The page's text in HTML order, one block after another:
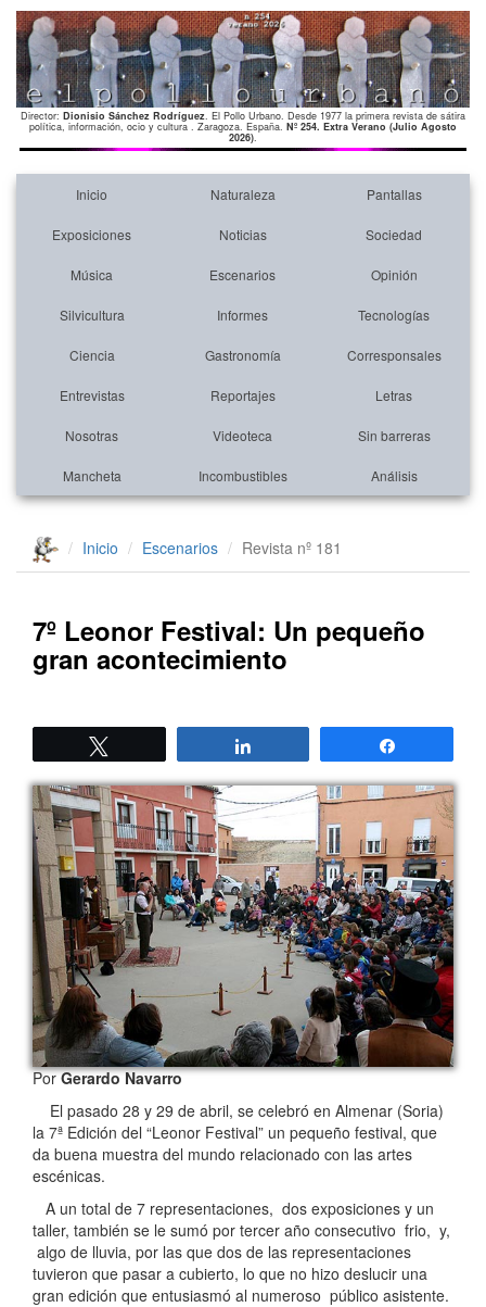
Director: Dionisio Sánchez Rodríguez. El Pollo Urbano. Desde 1977 la primera revista de sátira
política, información, ocio y cultura . Zaragoza. España. Nº 254. Extra Verano (Julio Agosto
2026).
Inicio Naturaleza Pantallas
Exposiciones Noticias Sociedad
Música Escenarios Opinión
Silvicultura Informes Tecnologías
Ciencia Gastronomía Corresponsales
Entrevistas Reportajes Letras
Nosotras Videoteca Sin barreras
Mancheta Incombustibles Análisis
Inicio Escenarios Revista nº 181
7º Leonor Festival: Un pequeño
gran acontecimiento
PorGerardo Navarro
El pasado 28 y 29 de abril, se celebró en Almenar (Soria)
la 7ª Edición del “Leonor Festival” un pequeño festival, que
da buena muestra del mundo relacionado con las artes
escénicas.
A un total de 7 representaciones, dos exposiciones y un
taller, también se le sumó por tercer año consecutivo frio, y,
algo de lluvia, por las que dos de las representaciones
tuvieron que pasar a cubierto, lo que no hizo deslucir una
gran edición que entusiasmó al numeroso público asistente.